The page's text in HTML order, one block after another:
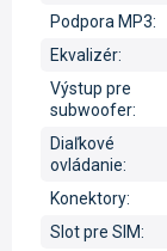
Podpora MP3:
Ekvalizér:
Výstup pre
subwoofer:
Diaľkové
ovládanie:
Konektory:
Slot pre SIM: